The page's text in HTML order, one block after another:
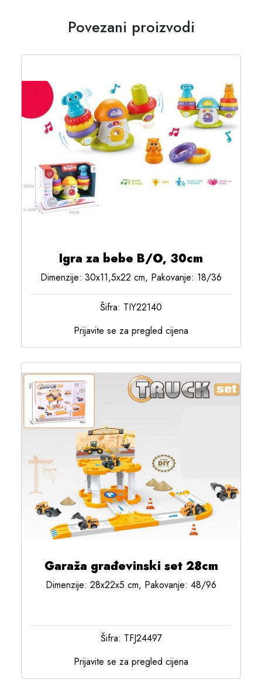
Povezani proizvodi
Igra za bebe B/O, 30cm
Dimenzije: 30x11,5x22 cm, Pakovanje: 18/36
Šifra: TIY22140
Prijavite se za pregled cijena
Garaža građevinski set 28cm
Dimenzije: 28x22x5 cm, Pakovanje: 48/96
Šifra: TFJ24497
Prijavite se za pregled cijena